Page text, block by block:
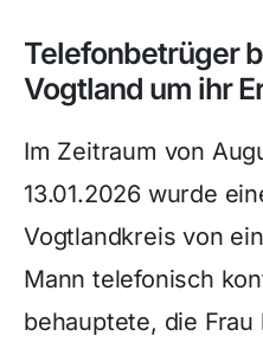
Telefonbetrüger
Vogtland um ihr
Im Zeitraum von
13.01.2026 wurde
Vogtlandkreis von
Mann telefonisch
behauptete, die